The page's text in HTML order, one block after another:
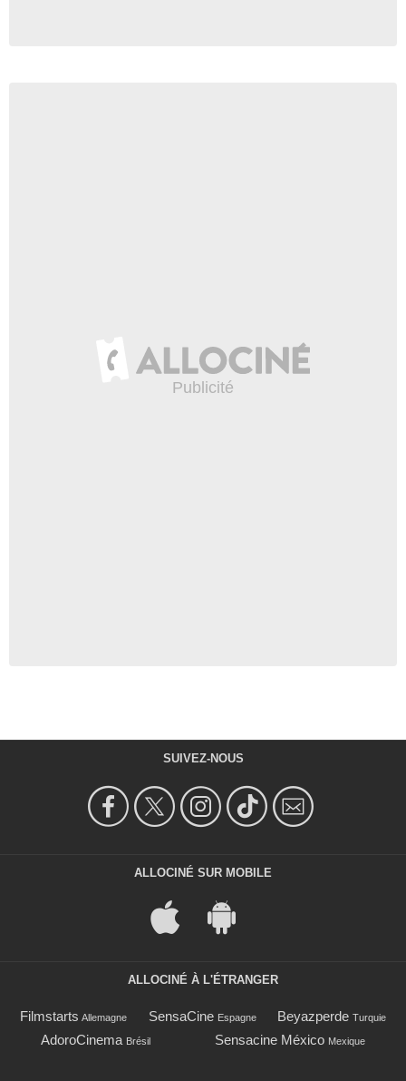
SUIVEZ-NOUS
ALLOCINÉ SUR MOBILE
ALLOCINÉ À L'ÉTRANGER
Filmstarts Allemagne SensaCine Espagne Beyazperde Turquie
AdoroCinema Brésil Sensacine México Mexique